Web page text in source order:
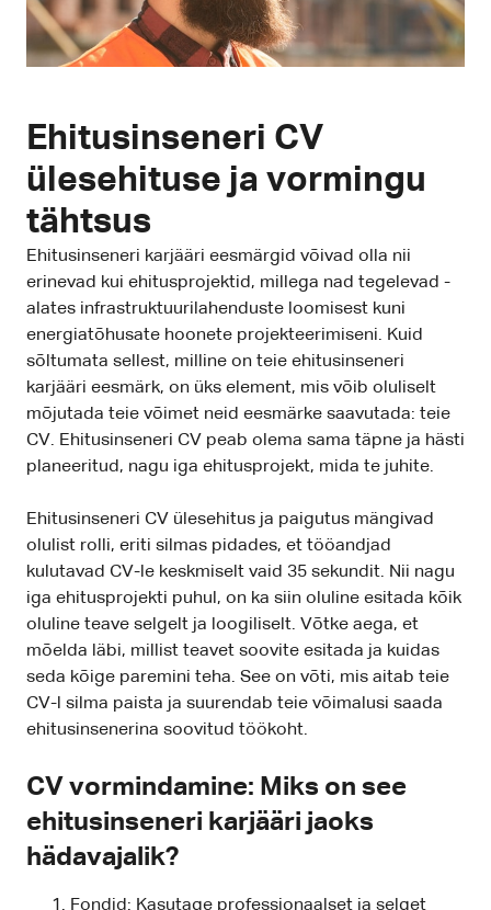
Ehitusinseneri CV
ülesehituse ja vormingu
tähtsus
Ehitusinseneri karjääri eesmärgid võivad olla nii
erinevad kui ehitusprojektid, millega nad tegelevad -
alates infrastruktuurilahenduste loomisest kuni
energiatõhusate hoonete projekteerimiseni. Kuid
sõltumata sellest, milline on teie ehitusinseneri
karjääri eesmärk, on üks element, mis võib oluliselt
mõjutada teie võimet neid eesmärke saavutada: teie
CV. Ehitusinseneri CV peab olema sama täpne ja hästi
planeeritud, nagu iga ehitusprojekt, mida te juhite.
Ehitusinseneri CV ülesehitus ja paigutus mängivad
olulist rolli, eriti silmas pidades, et tööandjad
kulutavad CV-le keskmiselt vaid 35 sekundit. Nii nagu
iga ehitusprojekti puhul, on ka siin oluline esitada kõik
oluline teave selgelt ja loogiliselt. Võtke aega, et
mõelda läbi, millist teavet soovite esitada ja kuidas
seda kõige paremini teha. See on võti, mis aitab teie
CV-l silma paista ja suurendab teie võimalusi saada
ehitusinsenerina soovitud töökoht.
CV vormindamine: Miks on see
ehitusinseneri karjääri jaoks
hädavajalik?
Fondid: Kasutage professionaalset ja selget